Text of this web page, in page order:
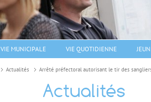
VIE MUNICIPALE VIE QUOTIDIENNE
Actualités Arrêté préfectoral autorisant le tir des
Actualités